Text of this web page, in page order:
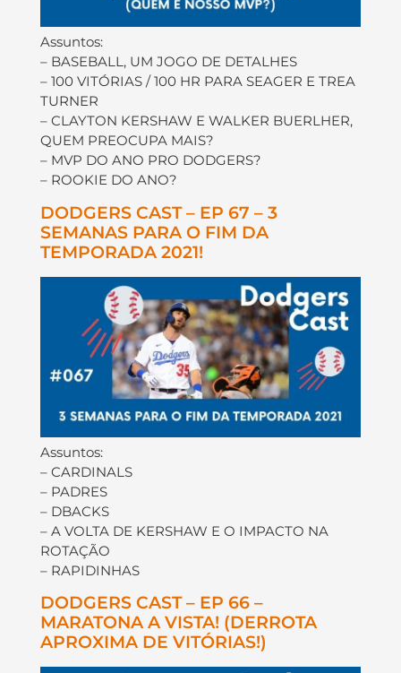
Assuntos:
– BASEBALL, UM JOGO DE DETALHES
– 100 VITÓRIAS / 100 HR PARA SEAGER E TREA
TURNER
– CLAYTON KERSHAW E WALKER BUERLHER,
QUEM PREOCUPA MAIS?
– MVP DO ANO PRO DODGERS?
– ROOKIE DO ANO?
DODGERS CAST – EP 67 – 3
SEMANAS PARA O FIM DA
TEMPORADA 2021!
Assuntos:
– CARDINALS
– PADRES
– DBACKS
– A VOLTA DE KERSHAW E O IMPACTO NA
ROTAÇÃO
– RAPIDINHAS
DODGERS CAST – EP 66 –
MARATONA A VISTA! (DERROTA
APROXIMA DE VITÓRIAS!)